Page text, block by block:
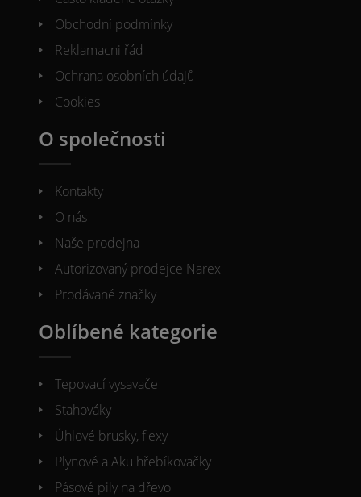
Obchodní podmínky
Reklamacni řád
Ochrana osobních údajů
Cookies
O společnosti
Kontakty
O nás
Naše prodejna
Autorizovaný prodejce Narex
Prodávané značky
Oblíbené kategorie
Tepovací vysavače
Stahováky
Úhlové brusky, flexy
Plynové a Aku hřebíkovačky
Pásové pily na dřevo